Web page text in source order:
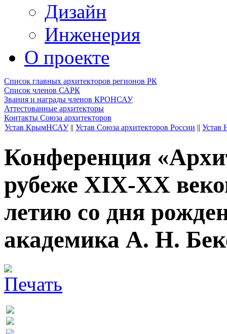
Дизайн
Инженерия
О проекте
Список главных архитекторов регионов РК
Список членов САРК
Звания и награды членов КРОНСАУ
Аттестованные архитекторы
Контакты Союза архитекторов
Устав КрымНСАУ|| Устав Союза архитекторов России || Устав
Конференция
рубеже XIX-XX
летию со дня
академика А. Н.